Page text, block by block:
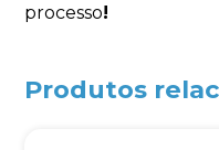
processo!
Produtos